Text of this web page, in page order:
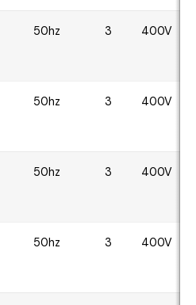
50hz 3 400V
50hz 3 400V
50hz 3 400V
50hz 3 400V